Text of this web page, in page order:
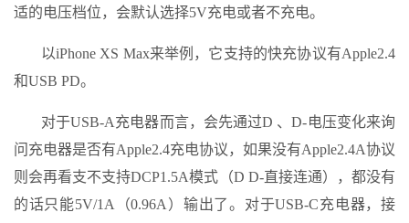
适的电压档位，会默认选择5V充电或者不充电。
以iPhone XS Max来举例，它支持的快充协议有Apple2.4
和USB PD。
对于USB-A充电器而言，会先通过D 、D-电压变化来询
问充电器是否有Apple2.4充电协议，如果没有Apple2.4A协议
则会再看支不支持DCP1.5A模式（D D-直接连通），都没有
的话只能5V/1A（0.96A）输出了。对于USB-C充电器，接